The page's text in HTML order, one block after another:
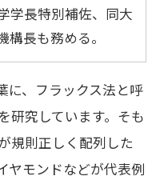
学長特別補佐、同大
長も務める。
に、フラックス法と呼
研究しています。そも
規則正しく配列した
ヤモンドなどが代表例